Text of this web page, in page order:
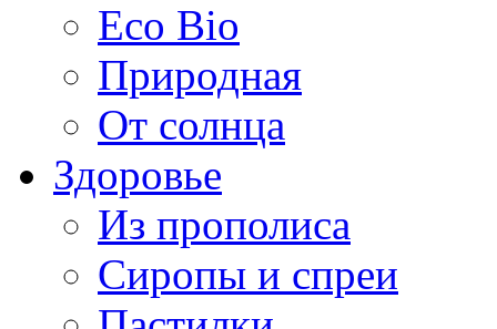
Eco Bio
Природная
От солнца
Здоровье
Из прополиса
Сиропы и спреи